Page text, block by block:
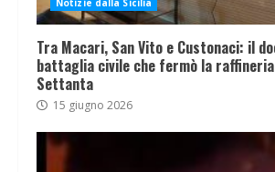
Notizie dalla Sicilia
Tra Macari, San Vito e Custonaci: il
battaglia civile che fermò la
Settanta
15 giugno 2026